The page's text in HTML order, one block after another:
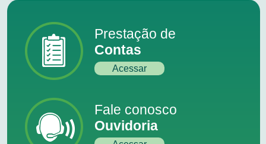
Prestação de
Contas
Acessar
Fale conosco
Ouvidoria